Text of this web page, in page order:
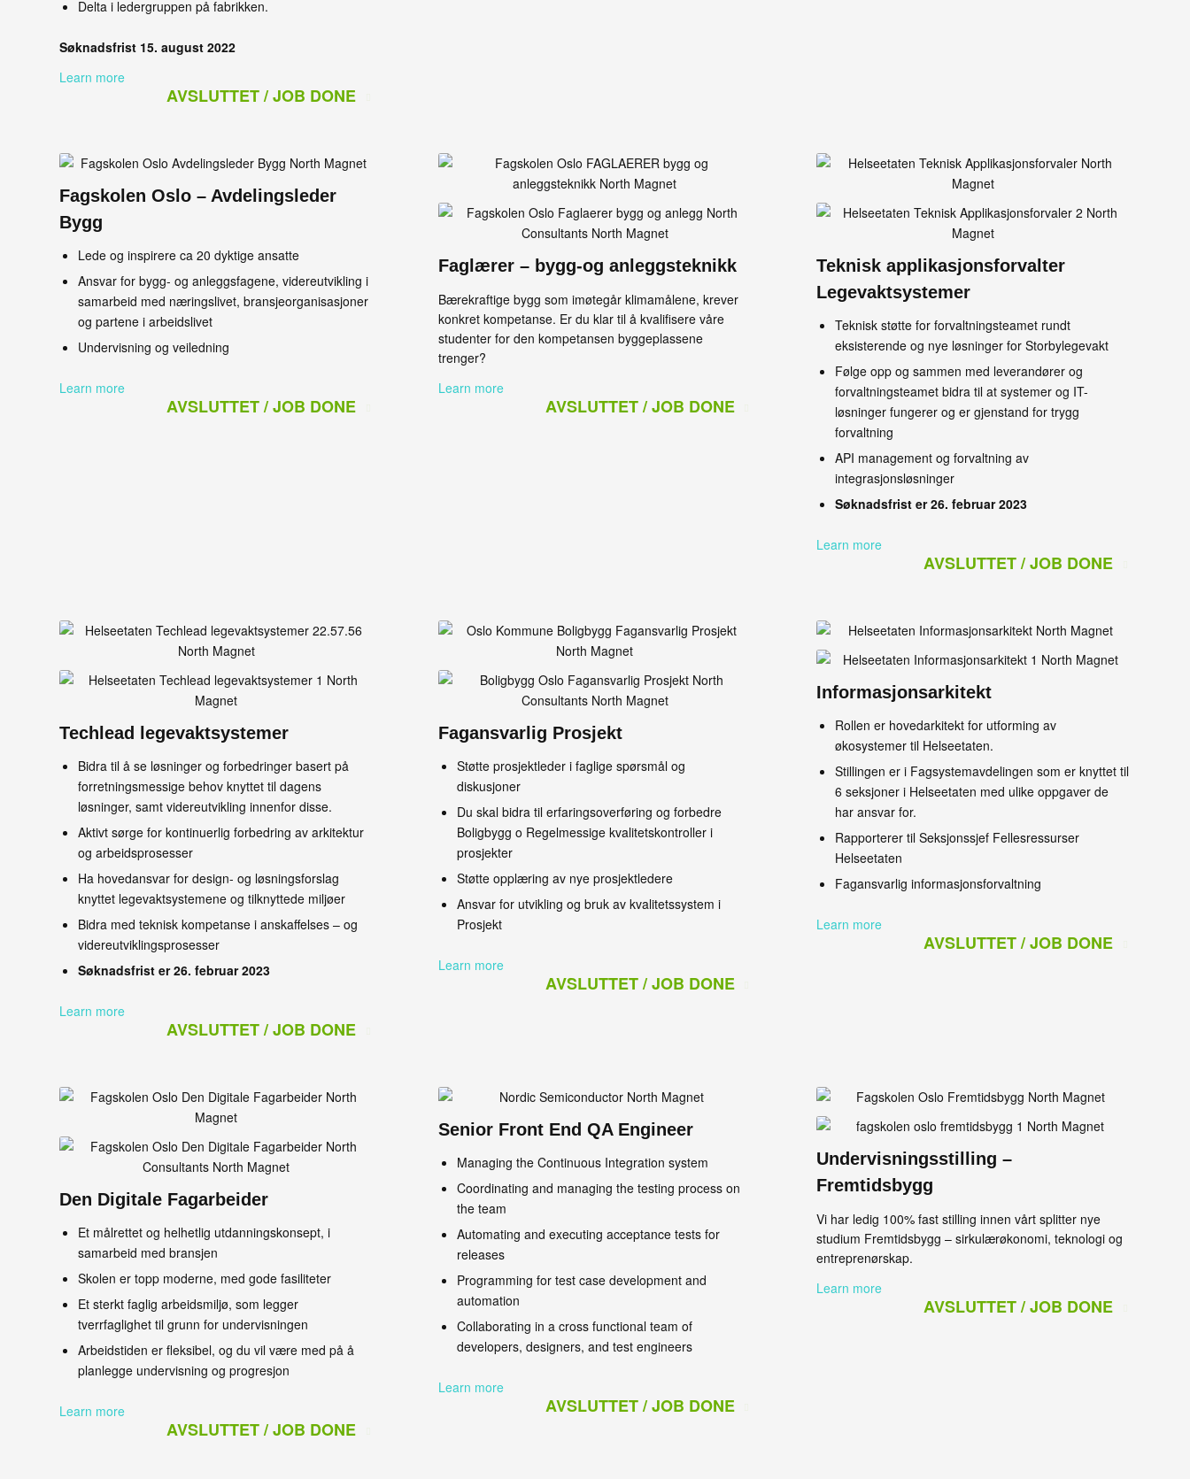
Delta i ledergruppen på fabrikken.
Søknadsfrist 15. august 2022
Learn more
AVSLUTTET / JOB DONE
Fagskolen Oslo – Avdelingsleder
Bygg
Lede og inspirere ca 20 dyktige ansatte
Ansvar for bygg- og anleggsfagene, videreutvikling i
samarbeid med næringslivet, bransjeorganisasjoner
og partene i arbeidslivet
Undervisning og veiledning
Learn more
AVSLUTTET / JOB DONE
Faglærer – bygg-og anleggsteknikk
Bærekraftige bygg som imøtegår klimamålene, krever
konkret kompetanse. Er du klar til å kvalifisere våre
studenter for den kompetansen byggeplassene
trenger?
Learn more
AVSLUTTET / JOB DONE
Teknisk applikasjonsforvalter
Legevaktsystemer
Teknisk støtte for forvaltningsteamet rundt
eksisterende og nye løsninger for Storbylegevakt
Følge opp og sammen med leverandører og
forvaltningsteamet bidra til at systemer og IT-
løsninger fungerer og er gjenstand for trygg
forvaltning
API management og forvaltning av
integrasjonsløsninger
Søknadsfrist er 26. februar 2023
Learn more
AVSLUTTET / JOB DONE
Techlead legevaktsystemer
Bidra til å se løsninger og forbedringer basert på
forretningsmessige behov knyttet til dagens
løsninger, samt videreutvikling innenfor disse.
Aktivt sørge for kontinuerlig forbedring av arkitektur
og arbeidsprosesser
Ha hovedansvar for design- og løsningsforslag
knyttet legevaktsystemene og tilknyttede miljøer
Bidra med teknisk kompetanse i anskaffelses – og
videreutviklingsprosesser
Søknadsfrist er 26. februar 2023
Learn more
AVSLUTTET / JOB DONE
Fagansvarlig Prosjekt
Støtte prosjektleder i faglige spørsmål og
diskusjoner
Du skal bidra til erfaringsoverføring og forbedre
Boligbygg o Regelmessige kvalitetskontroller i
prosjekter
Støtte opplæring av nye prosjektledere
Ansvar for utvikling og bruk av kvalitetssystem i
Prosjekt
Learn more
AVSLUTTET / JOB DONE
Informasjonsarkitekt
Rollen er hovedarkitekt for utforming av
økosystemer til Helseetaten.
Stillingen er i Fagsystemavdelingen som er knyttet til
6 seksjoner i Helseetaten med ulike oppgaver de
har ansvar for.
Rapporterer til Seksjonssjef Fellesressurser
Helseetaten
Fagansvarlig informasjonsforvaltning
Learn more
AVSLUTTET / JOB DONE
Den Digitale Fagarbeider
Et målrettet og helhetlig utdanningskonsept, i
samarbeid med bransjen
Skolen er topp moderne, med gode fasiliteter
Et sterkt faglig arbeidsmiljø, som legger
tverrfaglighet til grunn for undervisningen
Arbeidstiden er fleksibel, og du vil være med på å
planlegge undervisning og progresjon
Learn more
AVSLUTTET / JOB DONE
Senior Front End QA Engineer
Managing the Continuous Integration system
Coordinating and managing the testing process on
the team
Automating and executing acceptance tests for
releases
Programming for test case development and
automation
Collaborating in a cross functional team of
developers, designers, and test engineers
Learn more
AVSLUTTET / JOB DONE
Undervisningsstilling –
Fremtidsbygg
Vi har ledig 100% fast stilling innen vårt splitter nye
studium Fremtidsbygg – sirkulærøkonomi, teknologi og
entreprenørskap.
Learn more
AVSLUTTET / JOB DONE